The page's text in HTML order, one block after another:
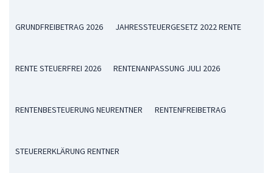
GRUNDFREIBETRAG 2026 JAHRESSTEUERGESETZ 2022 RENTE
RENTE STEUERFREI 2026 RENTENANPASSUNG JULI 2026
RENTENBESTEUERUNG NEURENTNER RENTENFREIBETRAG
STEUERERKLÄRUNG RENTNER